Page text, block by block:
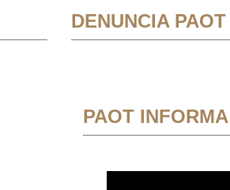
DENUNCIA PAOT
PAOT INFORMA